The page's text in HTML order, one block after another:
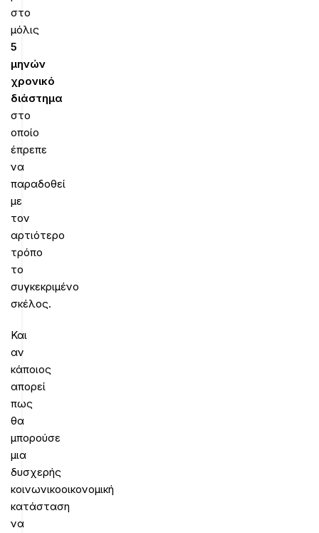
στο
μόλις
5
μηνών
χρονικό
διάστημα
στο
οποίο
έπρεπε
να
παραδοθεί
με
τον
αρτιότερο
τρόπο
το
συγκεκριμένο
σκέλος.
Και
αν
κάποιος
απορεί
πως
θα
μπορούσε
μια
δυσχερής
κοινωνικοοικονομική
κατάσταση
να